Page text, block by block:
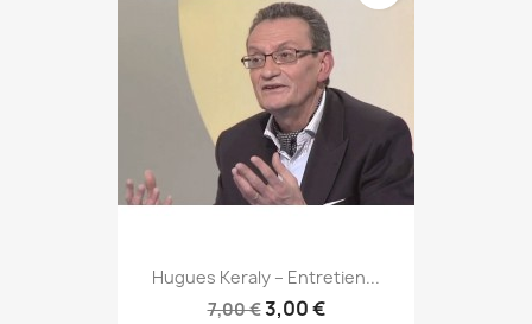
Hugues Keraly – Entretien...
7,00 €3,00 €